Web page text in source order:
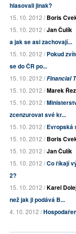
hlasovali jinak?
15. 10. 2012 /Boris
15. 10. 2012 /Jan Čulík
a jak se asi zachovají...
15. 10. 2012 /Pokud
se do ČR po...
15. 10. 2012 /Financial
15. 10. 2012 /Marek
15. 10. 2012 /
zcenzurovat své kr...
15. 10. 2012 /Evropská
15. 10. 2012 /Boris
15. 10. 2012 /Jan Čulík
15. 10. 2012 /Co říkají
2?
15. 10. 2012 /Karel
než jak ji podává B...
4. 10. 2012 /